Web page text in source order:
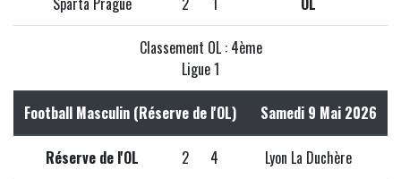
Classement OL : 4ème
Ligue 1
Football Masculin (Réserve de l'OL) Samedi 9 Mai 2026
Réserve de l'OL 2 4 Lyon La Duchère